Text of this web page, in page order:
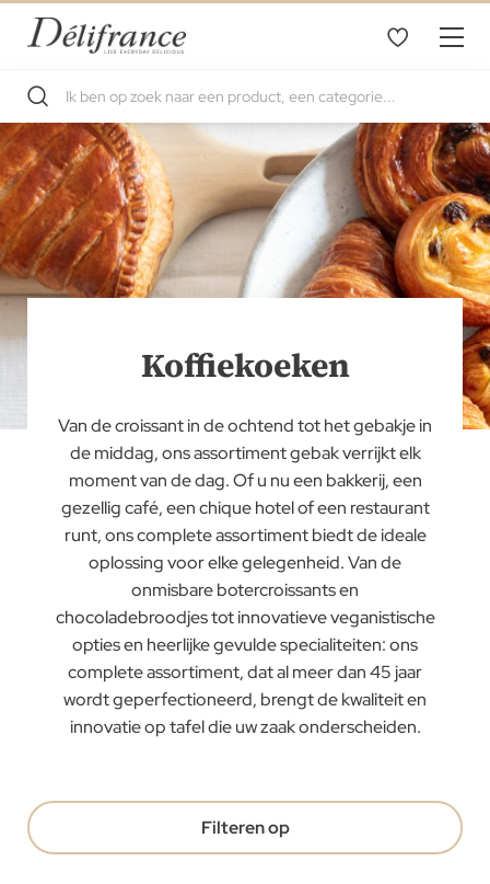
Koffiekoeken
Van de croissant in de ochtend tot het gebakje in
de middag, ons assortiment gebak verrijkt elk
moment van de dag. Of u nu een bakkerij, een
gezellig café, een chique hotel of een restaurant
runt, ons complete assortiment biedt de ideale
oplossing voor elke gelegenheid. Van de
onmisbare botercroissants en
chocoladebroodjes tot innovatieve veganistische
opties en heerlijke gevulde specialiteiten: ons
complete assortiment, dat al meer dan 45 jaar
wordt geperfectioneerd, brengt de kwaliteit en
innovatie op tafel die uw zaak onderscheiden.
Filteren op